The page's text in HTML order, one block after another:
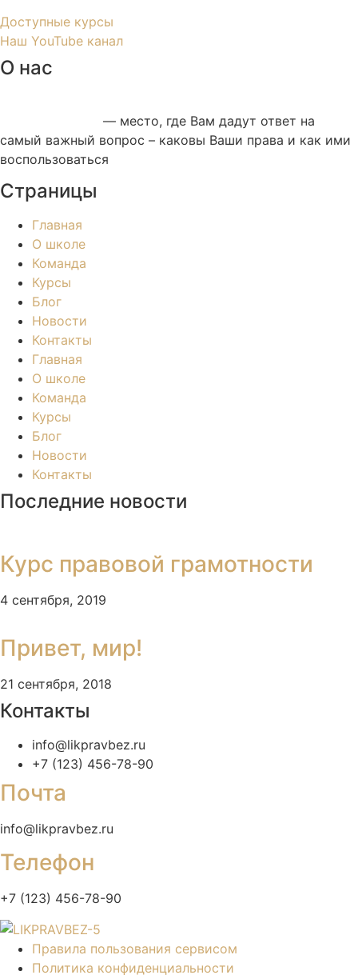
Доступные курсы
Наш YouTube канал
О нас
— место, где Вам дадут ответ на
самый важный вопрос – каковы Ваши права и как ими
воспользоваться
Страницы
Главная
О школе
Команда
Курсы
Блог
Новости
Контакты
Главная
О школе
Команда
Курсы
Блог
Новости
Контакты
Последние новости
Курс правовой грамотности
4 сентября, 2019
Привет, мир!
21 сентября, 2018
Контакты
info@likpravbez.ru
+7 (123) 456-78-90
Почта
info@likpravbez.ru
Телефон
+7 (123) 456-78-90
Правила пользования сервисом
Политика конфиденциальности